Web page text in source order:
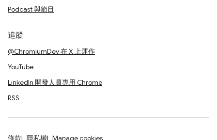
Podcast 與節目
追蹤
@ChromiumDev 在 X 上運作
YouTube
LinkedIn 開發人員專用 Chrome
RSS
條款 隱私權 Manage cookies